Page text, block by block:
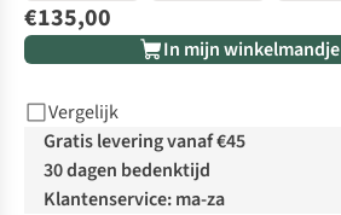
€135,00
In mijn winkelmandje
Vergelijk
Gratis levering vanaf €45
30 dagen bedenktijd
Klantenservice: ma-za